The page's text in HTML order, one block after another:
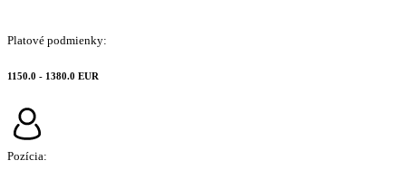
Platové podmienky:
1150.0 - 1380.0 EUR
Pozícia: